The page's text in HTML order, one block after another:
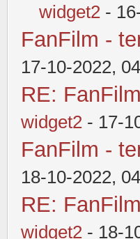
widget2 -
FanFilm -
17-10-2022,
RE:
widget2 - 17-
FanFilm -
18-10-2022,
RE:
widget2 - 18-